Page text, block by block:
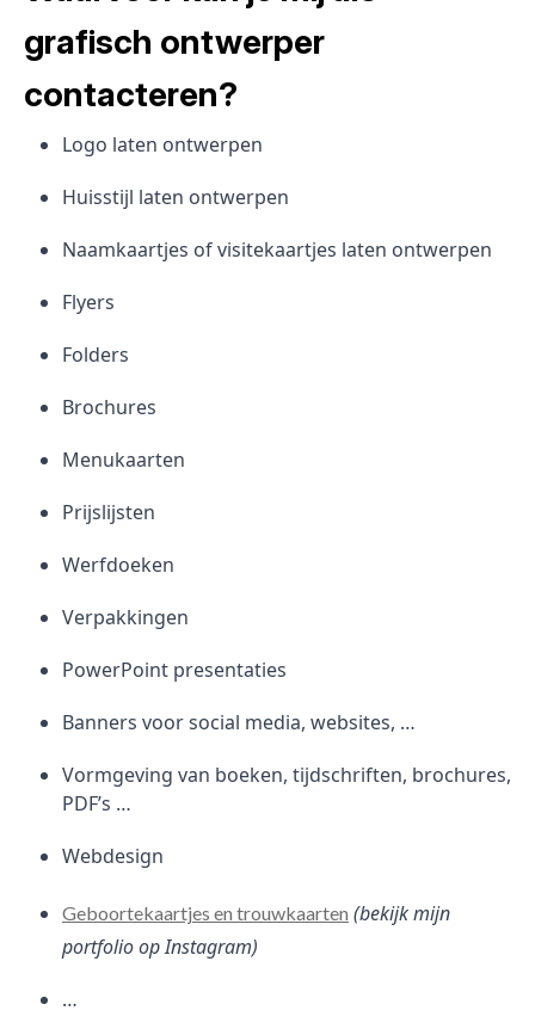
grafisch ontwerper
contacteren?
Logo laten ontwerpen
Huisstijl laten ontwerpen
Naamkaartjes of visitekaartjes laten ontwerpen
Flyers
Folders
Brochures
Menukaarten
Prijslijsten
Werfdoeken
Verpakkingen
PowerPoint presentaties
Banners voor social media, websites, …
Vormgeving van boeken, tijdschriften, brochures,
PDF’s …
Webdesign
Geboortekaartjes en trouwkaarten (bekijk mijn
portfolio op Instagram)
…